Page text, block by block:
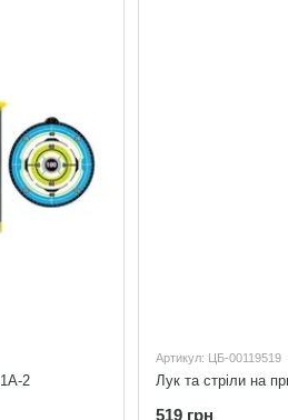
2
Артикул: ЦБ-00119519
Лук та стріли на
519 грн